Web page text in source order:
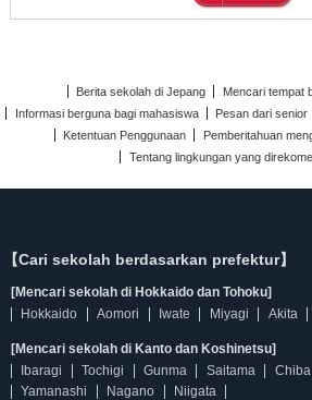
Berita sekolah di Jepang
Mencari tempat
Informasi berguna bagi mahasiswa
Pesan dari senior
Ketentuan Penggunaan
Pemberitahuan
Tentang lingkungan yang
【Cari sekolah berdasarkan prefektur】
[Mencari sekolah di Hokkaido dan Tohoku]
Hokkaido
Aomori Iwate Miyagi Akita
[Mencari sekolah di Kanto dan Koshinetsu]
Ibaragi
Tochigi Gunma Saitama Chiba
Yamanashi
Nagano Niigata